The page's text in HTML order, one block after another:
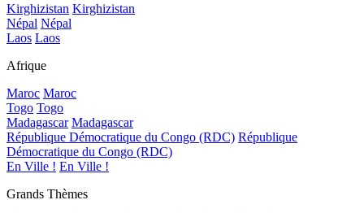
Kirghizistan Kirghizistan
Népal Népal
Laos Laos
Afrique
Maroc Maroc
Togo Togo
Madagascar Madagascar
République Démocratique du Congo (RDC) République
Démocratique du Congo (RDC)
En Ville ! En Ville !
Grands Thèmes